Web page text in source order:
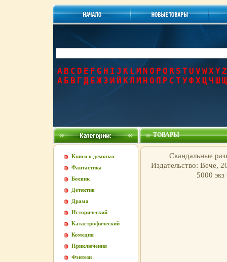
A B C D E F G H I J K L M N O P Q R S T U V WXYZ
А Б В Г Д Е Ж З И Й КЛ М Н О П Р С Т УФХЦЧ Ш Щ
Книги о демонах
Фантастика
Боевик
Детектив
Драма
Исторический
Катастрофический
Комедия
Приключения
Фэнтези
ТОВАРЫ
Скандальные
Издательство: Вече,
5000